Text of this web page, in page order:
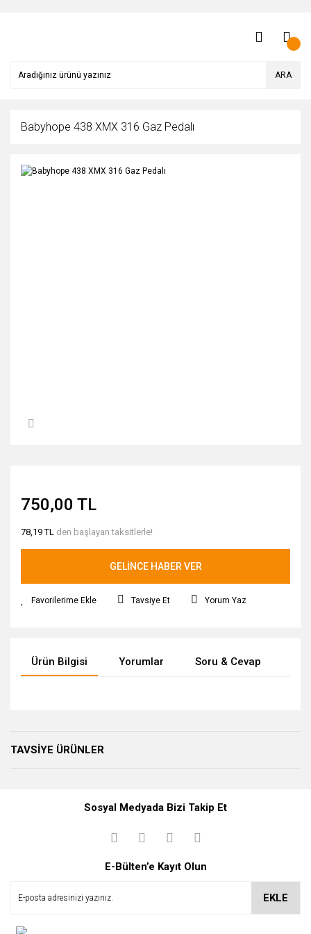
ARA
Babyhope 438 XMX 316 Gaz Pedalı
750,00 TL
78,19 TL den başlayan taksitlerle!
GELİNCE HABER VER
Tavsiye Et Yorum Yaz
Ürün Bilgisi Yorumlar Soru & Cevap
TAVSİYE ÜRÜNLER
Sosyal Medyada Bizi Takip Et
E-Bülten’e Kayıt Olun
EKLE